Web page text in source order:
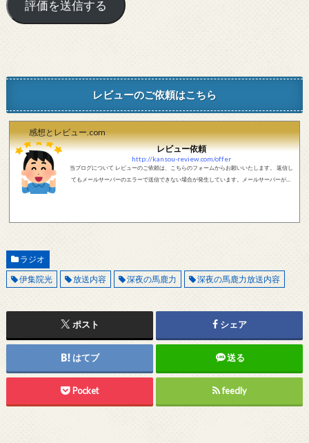
レビューのご依頼はこちら
感想とレビュー.com
レビュー依頼
http://kansou-review.com/offer
当ブログについて レビューのご依頼は、こちらのフォームからお願いいたします。 返信し
てもメールサーバーのエラーで送信できない場合が発生しています。メールサーバーが正
ラジオ
伊集院光
放送内容 深夜の馬鹿力 深夜の馬鹿力放送内容
ポスト シェア
はてブ 送る
Pocket feedly